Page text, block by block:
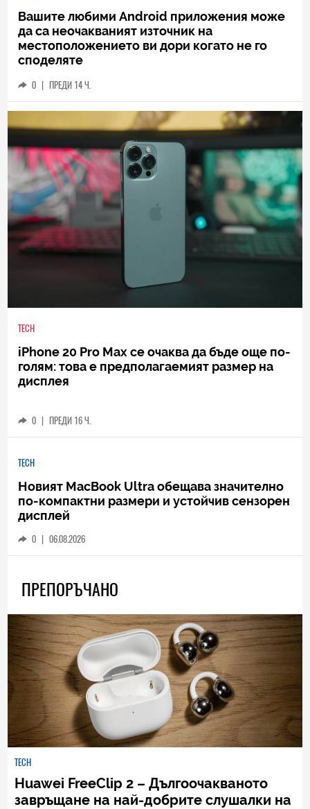
Вашите любими Android приложения може
да са неочакваният източник на
местоположението ви дори когато не го
споделяте
0 | ПРЕДИ 14 Ч.
TECH
iPhone 20 Pro Max се очаква да бъде още по-
голям: това е предполагаемият размер на
дисплея
0 | ПРЕДИ 16 Ч.
TECH
Новият MacBook Ultra обещава значително
по-компактни размери и устойчив сензорен
дисплей
0 | 06.08.2026
ПРЕПОРЪЧАНО
TECH
Huawei FreeClip 2 – Дългоочакваното
завръщане на най-добрите слушалки на